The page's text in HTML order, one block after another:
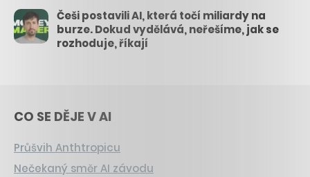
Češi postavili AI, která točí miliardy na
burze. Dokud vydělává, neřešíme, jak se
rozhoduje, říkají
CO SE DĚJE V AI
Průšvih Anthtropicu
Nečekaný směr AI závodu